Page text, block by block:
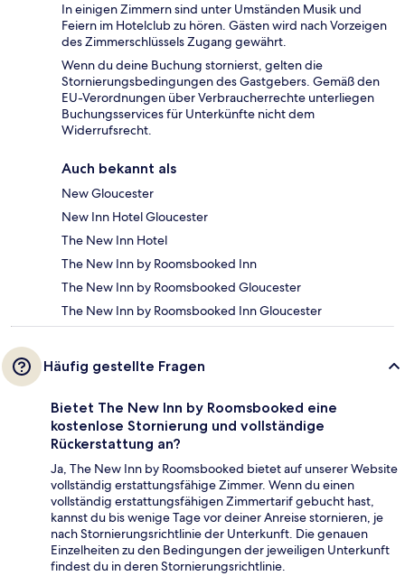
In einigen Zimmern sind unter Umständen Musik und
Feiern im Hotelclub zu hören. Gästen wird nach Vorzeigen
des Zimmerschlüssels Zugang gewährt.
Wenn du deine Buchung stornierst, gelten die
Stornierungsbedingungen des Gastgebers. Gemäß den
EU-Verordnungen über Verbraucherrechte unterliegen
Buchungsservices für Unterkünfte nicht dem
Widerrufsrecht.
Auch bekannt als
New Gloucester
New Inn Hotel Gloucester
The New Inn Hotel
The New Inn by Roomsbooked Inn
The New Inn by Roomsbooked Gloucester
The New Inn by Roomsbooked Inn Gloucester
Häufig gestellte Fragen
Bietet The New Inn by Roomsbooked eine
kostenlose Stornierung und vollständige
Rückerstattung an?
Ja, The New Inn by Roomsbooked bietet auf unserer Website
vollständig erstattungsfähige Zimmer. Wenn du einen
vollständig erstattungsfähigen Zimmertarif gebucht hast,
kannst du bis wenige Tage vor deiner Anreise stornieren, je
nach Stornierungsrichtlinie der Unterkunft. Die genauen
Einzelheiten zu den Bedingungen der jeweiligen Unterkunft
findest du in deren Stornierungsrichtlinie.